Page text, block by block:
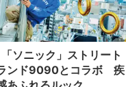
ンド9090とコラボ 疾